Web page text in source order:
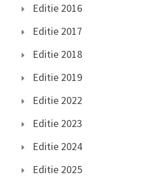
Editie 2016
Editie 2017
Editie 2018
Editie 2019
Editie 2022
Editie 2023
Editie 2024
Editie 2025